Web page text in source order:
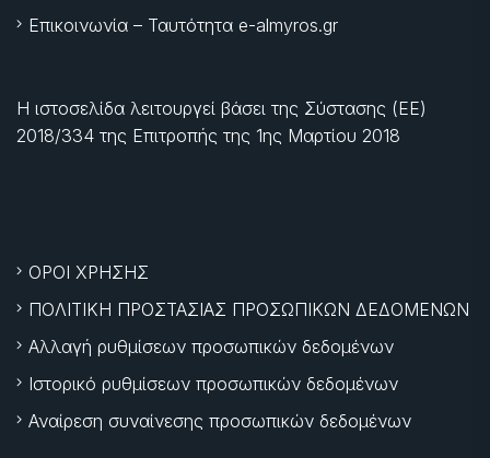
Επικοινωνία – Ταυτότητα e-almyros.gr
Η ιστοσελίδα λειτουργεί βάσει της Σύστασης (ΕΕ)
2018/334 της Επιτροπής της 1ης Μαρτίου 2018
ΟΡΟΙ ΧΡΗΣΗΣ
ΠΟΛΙΤΙΚΗ ΠΡΟΣΤΑΣΙΑΣ ΠΡΟΣΩΠΙΚΩΝ ΔΕΔΟΜΕΝΩΝ
Αλλαγή ρυθμίσεων προσωπικών δεδομένων
Ιστορικό ρυθμίσεων προσωπικών δεδομένων
Αναίρεση συναίνεσης προσωπικών δεδομένων